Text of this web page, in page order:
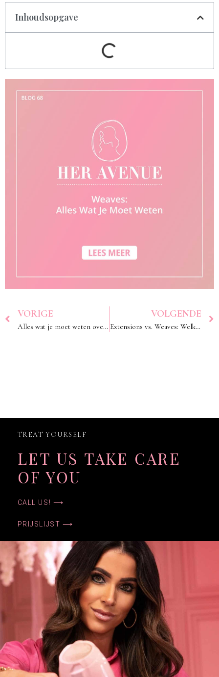
Inhoudsopgave
VORIGE
Alles wat je moet weten over Extensions: Een Complete Gids
VOLGENDE
Extensions vs. Weaves: Welke Past het Beste bij Jou?
TREAT YOURSELF
LET US TAKE CARE
OF YOU
CALL US! ⟶
PRIJSLIJST ⟶